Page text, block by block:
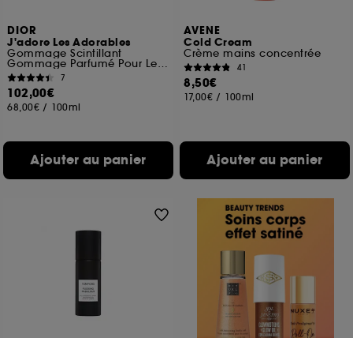
DIOR
J'adore Les Adorables
Gommage Scintillant
Gommage Parfumé Pour Le Corps
7
102,00€
68,00€ / 100ml
Ajouter au panier
AVENE
Cold Cream
Crème mains concentrée
41
8,50€
17,00€ / 100ml
Ajouter au panier